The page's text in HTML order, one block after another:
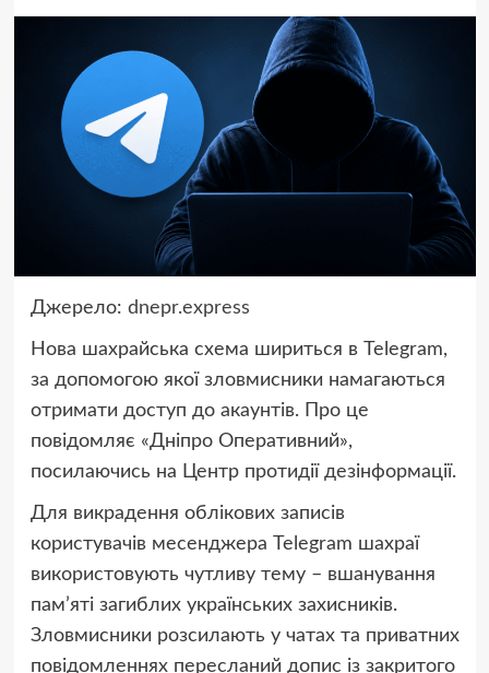
Джерело: dnepr.express
Нова шахрайська схема шириться в Telegram,
за допомогою якої зловмисники намагаються
отримати доступ до акаунтів. Про це
повідомляє «Дніпро Оперативний»,
посилаючись на Центр протидії дезінформації.
Для викрадення облікових записів
користувачів месенджера Telegram шахраї
використовують чутливу тему – вшанування
пам’яті загиблих українських захисників.
Зловмисники розсилають у чатах та приватних
повідомленнях пересланий допис із закритого